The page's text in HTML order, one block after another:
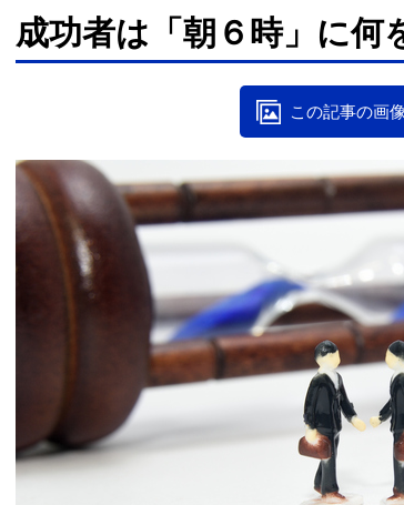
成功者は「朝６時」に何
この記事の画